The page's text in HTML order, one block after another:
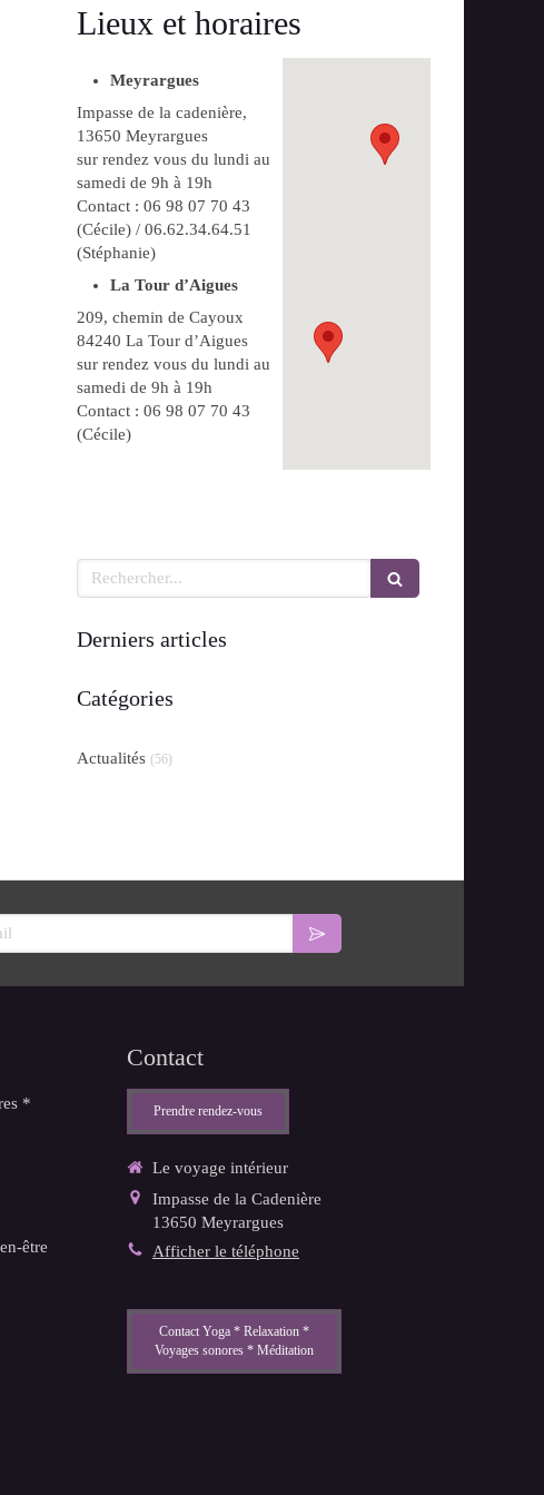
Lieux et horaires
Meyrargues
Impasse de la cadenière,
13650 Meyrargues
sur rendez vous du lundi au
samedi de 9h à 19h
Contact : 06 98 07 70 43
(Cécile) / 06.62.34.64.51
(Stéphanie)
La Tour d’Aigues
209, chemin de Cayoux
84240 La Tour d’Aigues
sur rendez vous du lundi au
samedi de 9h à 19h
Contact : 06 98 07 70 43
(Cécile)
Rechercher
Derniers articles
Catégories
Actualités (56)
*
être
Contact
Prendre rendez-vous
Le voyage intérieur
Impasse de la Cadenière
13650 Meyrargues
Afficher le téléphone
Contact Yoga * Relaxation *
Voyages sonores * Méditation